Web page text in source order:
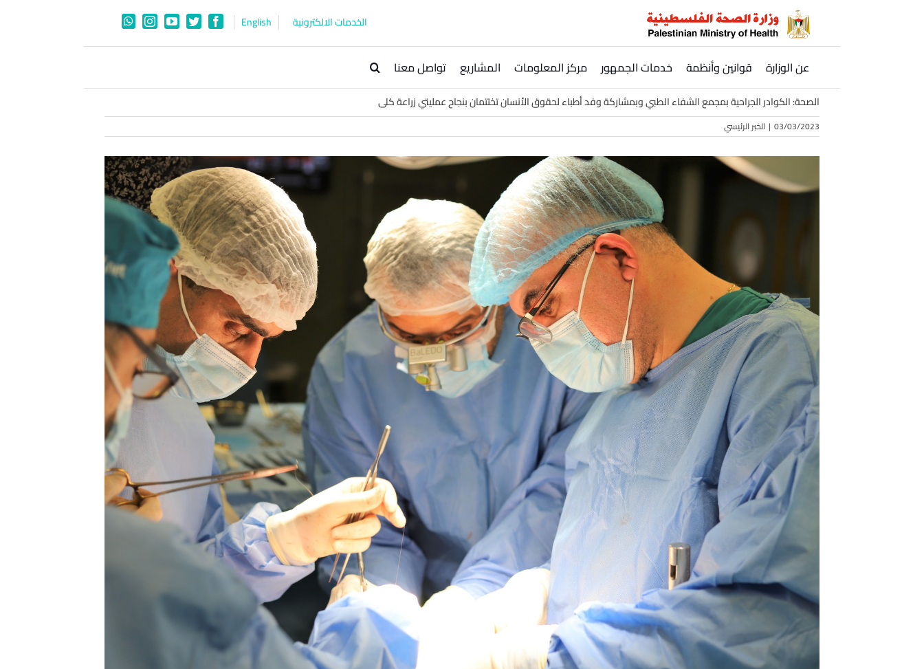
الخدمات الالكترونية English
Facebook
Twitter
YouTube
Instagram
WhatsApp
عن الوزارة قوانين وأنظمة خدمات الجمهور مركز المعلومات المشاريع تواصل معنا
الصحة: الكوادر الجراحية بمجمع الشفاء الطبي وبمشاركة وفد أطباء لحقوق الأنسان تختتمان بنجاح عمليتي زراعة كلى
03/03/2023
| الخبر الرئيسي